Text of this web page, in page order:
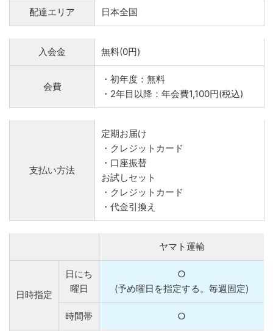
配達エリア 日本全国
入会金 無料(0円)
会費
・初年度：無料
・2年目以降：年会費1,100円(税込)
支払い方法
定期お届け
・クレジットカード
・口座振替
お試しセット
・クレジットカード
・代金引換え
ヤマト運輸
日時指定
日にち
曜日
○
(予め曜日を指定する。毎週固定)
時間帯 ○